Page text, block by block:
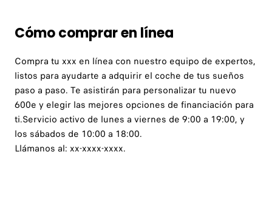
Cómo comprar en línea
Compra tu xxx en línea con nuestro equipo de expertos,
listos para ayudarte a adquirir el coche de tus sueños
paso a paso. Te asistirán para personalizar tu nuevo
600e y elegir las mejores opciones de financiación para
ti.Servicio activo de lunes a viernes de 9:00 a 19:00, y
los sábados de 10:00 a 18:00.
Llámanos al: xx-xxxx-xxxx.